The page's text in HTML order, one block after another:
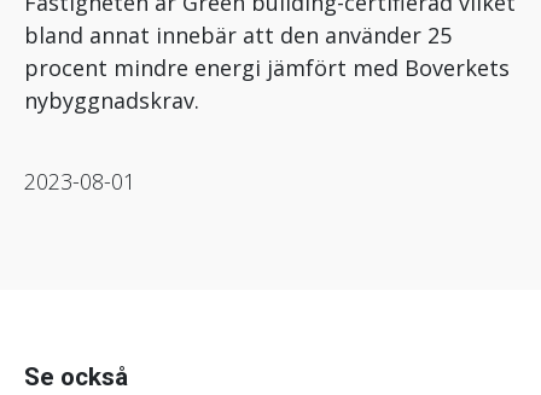
bland annat innebär att den använder 25
procent mindre energi jämfört med Boverkets
nybyggnadskrav.
2023-08-01
Se också